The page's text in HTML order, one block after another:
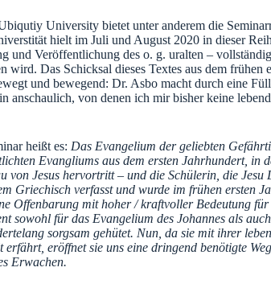
University bietet unter anderem die
hielt im Juli und August 2020 in dieser
und Veröffentlichung des o. g. uralten –
wird. Das Schicksal dieses Textes aus dem frühen
und bewegend: Dr. Asbo macht durch eine
anschaulich, von denen ich mir bisher keine
heißt es: Das Evangelium der geliebten
Evangliums aus dem ersten Jahrhundert, in
Jesus hervortritt – und die Schülerin, die Jesu
Griechisch verfasst und wurde im frühen ersten
Offenbarung mit hoher / kraftvoller Bedeutung für
sowohl für das Evangelium des Johannes als
sorgsam gehütet. Nun, da sie mit ihrer
eröffnet sie uns eine dringend benötigte
Erwachen.